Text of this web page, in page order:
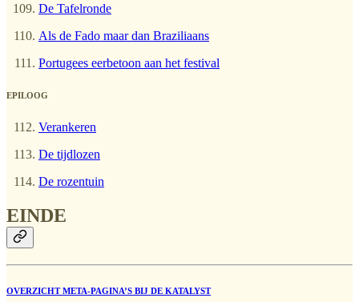
De Tafelronde
Als de Fado maar dan Braziliaans
Portugees eerbetoon aan het festival
EPILOOG
Verankeren
De tijdlozen
De rozentuin
EINDE
OVERZICHT META-PAGINA’S BIJ DE KATALYST